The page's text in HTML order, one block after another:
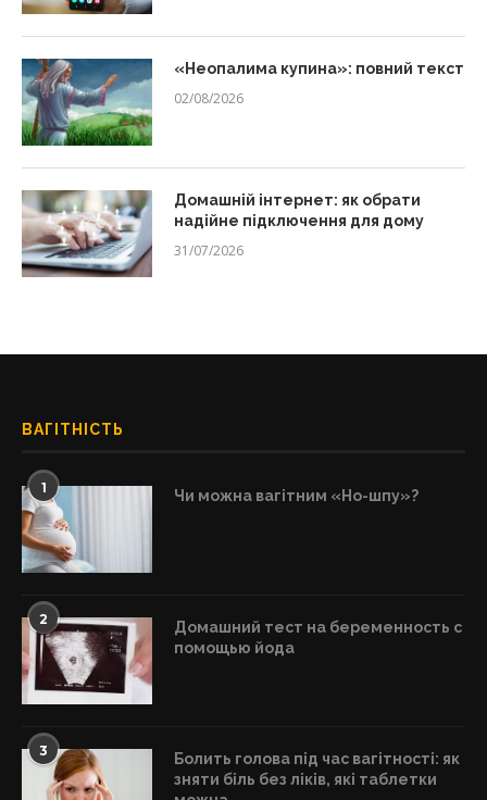
«Неопалима купина»: повний текст
02/08/2026
Домашній інтернет: як обрати
надійне підключення для дому
31/07/2026
ВАГІТНІСТЬ
1 Чи можна вагітним «Но-шпу»?
2
Домашний тест на беременность с
помощью йода
3
Болить голова під час вагітності: як
зняти біль без ліків, які таблетки